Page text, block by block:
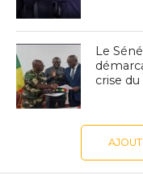
Le
crise